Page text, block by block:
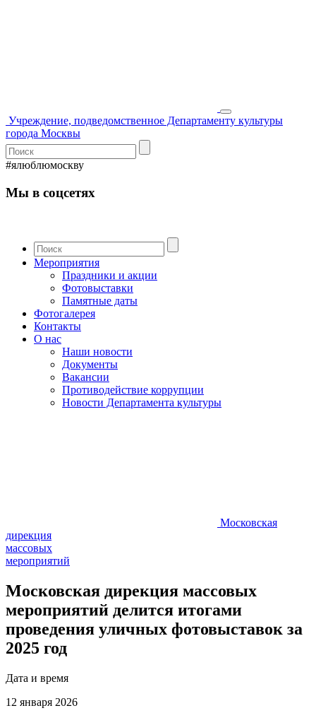
Учреждение, подведомственное Департаменту культуры
города Москвы
#ялюблюмоскву
Мы в соцсетях
Мероприятия
Праздники и акции
Фотовыставки
Памятные даты
Фотогалерея
Контакты
О нас
Наши новости
Документы
Вакансии
Противодействие коррупции
Новости Департамента культуры
Московская
дирекция
массовых
мероприятий
Московская дирекция массовых
мероприятий делится итогами
проведения уличных фотовыставок за
2025 год
Дата и время
12 января 2026